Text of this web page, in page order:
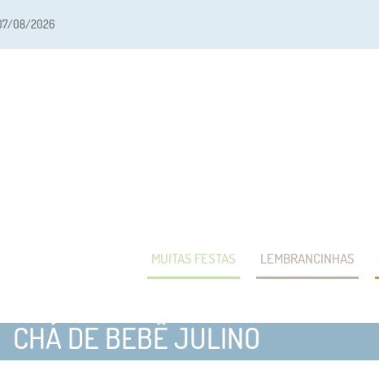
08/2026
MUITAS FESTAS LEMBRANCINHAS
CHÁ DE BEBÊ JULINO